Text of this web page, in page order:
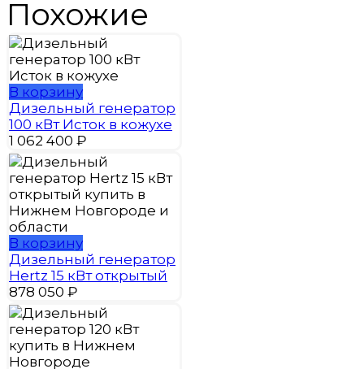
Похожие
В корзину
Дизельный генератор
100 кВт Исток в кожухе
1 062 400 ₽
В корзину
Дизельный генератор
Hertz 15 кВт открытый
878 050 ₽